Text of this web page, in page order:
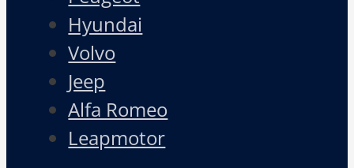
Hyundai
Volvo
Jeep
Alfa Romeo
Leapmotor